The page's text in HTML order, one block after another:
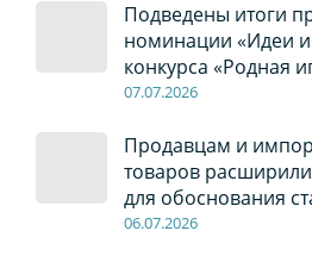
Подведены итоги
номинации «Идеи
конкурса «Родная
07.07.2026
Продавцам и
товаров
для обоснования
06.07.2026